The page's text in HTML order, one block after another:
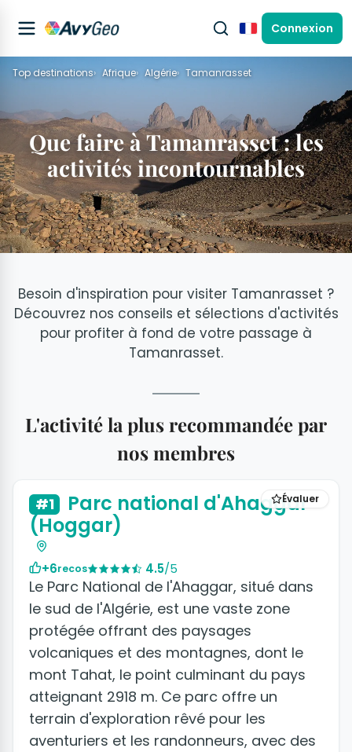
FrançaisConnexion
Top destinations Afrique Algérie Tamanrasset
Que faire à Tamanrasset : les
activités incontournables
Besoin d'inspiration pour visiter Tamanrasset ?
Découvrez nos conseils et sélections d'activités
pour profiter à fond de votre passage à
Tamanrasset.
L'activité la plus recommandée par
nos membres
Évaluer
#1
Parc national d'Ahaggar
(Hoggar)
+6recos 4.5/5
Le Parc National de l'Ahaggar, situé dans
le sud de l'Algérie, est une vaste zone
protégée offrant des paysages
volcaniques et des montagnes, dont le
mont Tahat, le point culminant du pays
atteignant 2918 m. Ce parc offre un
terrain d'exploration rêvé pour les
aventuriers et les randonneurs, avec des